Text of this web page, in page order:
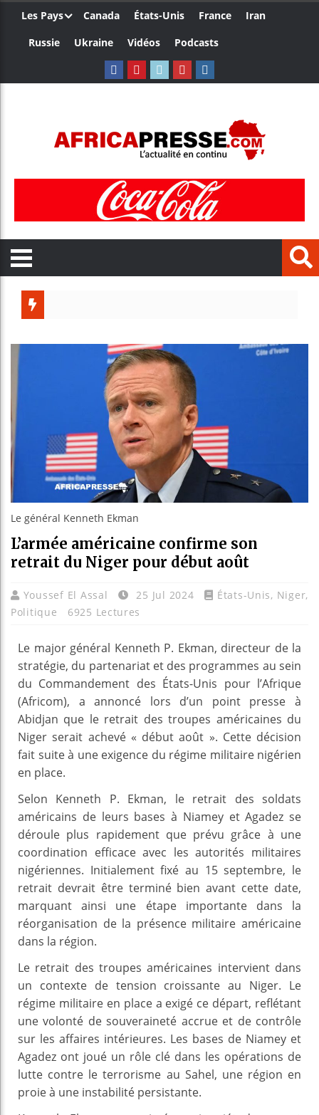
Les Pays Canada États-Unis France
Iran
Russie
Ukraine Vidéos Podcasts
Le général Kenneth Ekman
L’armée américaine confirme son
retrait du Niger pour début août
Youssef El Assal 25 Jul 2024 États-Unis, Niger,
Politique
6925 Lectures
Le major général Kenneth P. Ekman, directeur de la
stratégie, du partenariat et des programmes au sein
du Commandement des États-Unis pour l’Afrique
(Africom), a annoncé lors d’un point presse à
Abidjan que le retrait des troupes américaines du
Niger serait achevé « début août ». Cette décision
fait suite à une exigence du régime militaire nigérien
en place.
Selon Kenneth P. Ekman, le retrait des soldats
américains de leurs bases à Niamey et Agadez se
déroule plus rapidement que prévu grâce à une
coordination efficace avec les autorités militaires
nigériennes. Initialement fixé au 15 septembre, le
retrait devrait être terminé bien avant cette date,
marquant ainsi une étape importante dans la
réorganisation de la présence militaire américaine
dans la région.
Le retrait des troupes américaines intervient dans
un contexte de tension croissante au Niger. Le
régime militaire en place a exigé ce départ, reflétant
une volonté de souveraineté accrue et de contrôle
sur les affaires intérieures. Les bases de Niamey et
Agadez ont joué un rôle clé dans les opérations de
lutte contre le terrorisme au Sahel, une région en
proie à une instabilité persistante.